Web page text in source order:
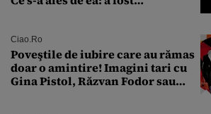
Ciao.ro
Poveştile de iubire care au rămas
doar o amintire! Imagini tari cu
Gina Pistol, Răzvan Fodor sau